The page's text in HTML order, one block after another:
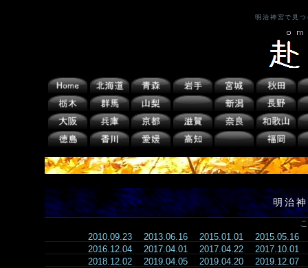
明治神宮で見
明治
2010.09.23 2013.06.16 2015.01.01
2015.05.16
2016.12.04
2017.04.01 2017.04.22
2017.10.01
2018.12.02
2019.04.05 2019.04.20
2019.12.07